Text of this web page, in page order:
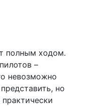
полным ходом.
–
невозможно
но